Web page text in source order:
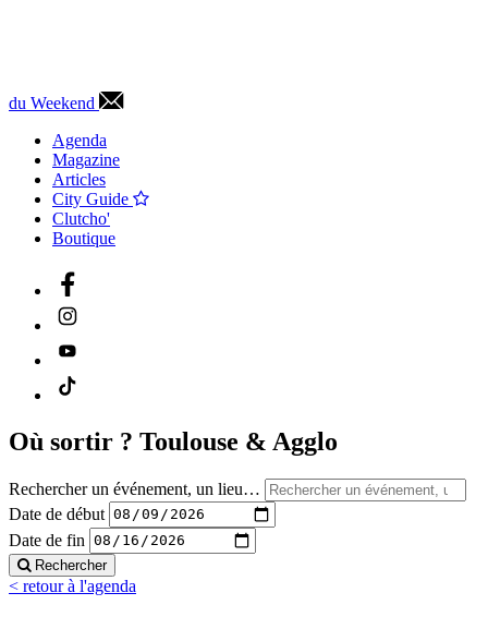
du Weekend
Agenda
Magazine
Articles
City Guide
Clutcho'
Boutique
Où sortir ? Toulouse & Agglo
Rechercher un événement, un lieu…
Date de début
Date de fin
Rechercher
< retour à l'agenda